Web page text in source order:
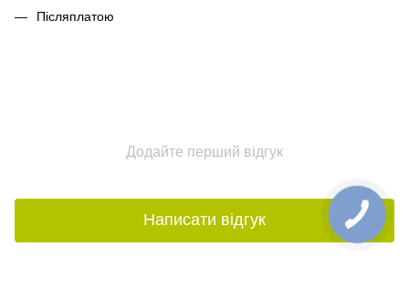
Післяплатою
Додайте перший відгук
Написати відгук